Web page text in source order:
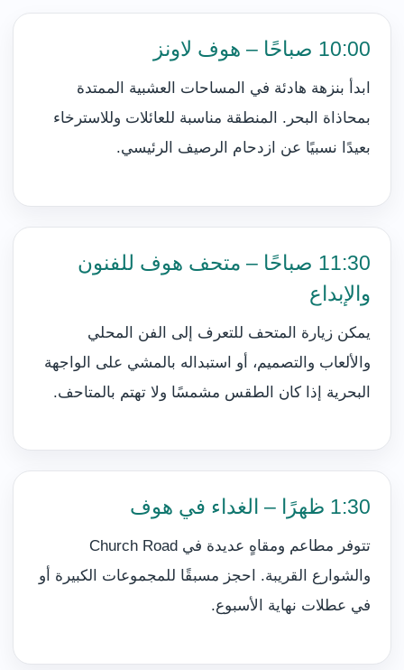
10:00 صباحًا – هوف لاونز
ابدأ بنزهة هادئة في المساحات العشبية الممتدة
بمحاذاة البحر. المنطقة مناسبة للعائلات وللاسترخاء
بعيدًا نسبيًا عن ازدحام الرصيف الرئيسي.
11:30 صباحًا – متحف هوف للفنون
والإبداع
يمكن زيارة المتحف للتعرف إلى الفن المحلي
والألعاب والتصميم، أو استبداله بالمشي على الواجهة
البحرية إذا كان الطقس مشمسًا ولا تهتم بالمتاحف.
1:30 ظهرًا – الغداء في هوف
تتوفر مطاعم ومقاهٍ عديدة في Church Road
والشوارع القريبة. احجز مسبقًا للمجموعات الكبيرة أو
في عطلات نهاية الأسبوع.